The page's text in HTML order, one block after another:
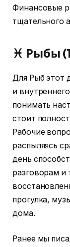
Финансовые
тщательного
♓ Рыбы
Для Рыб этот
и
понимать
стоит
Рабочие
распыляясь
день
разговорам
прогулка,
дома.
Ранее мы